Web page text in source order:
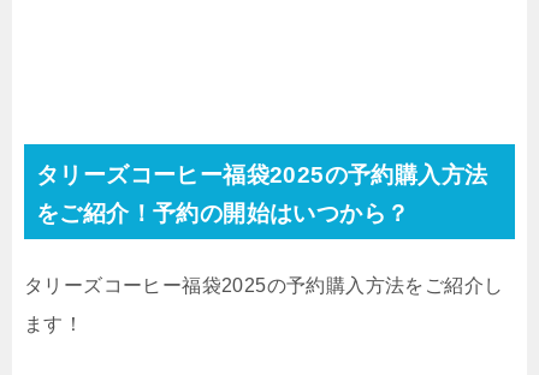
タリーズコーヒー福袋2025の予約購入方法
をご紹介！予約の開始はいつから？
タリーズコーヒー福袋2025の予約購入方法をご紹介し
ます！